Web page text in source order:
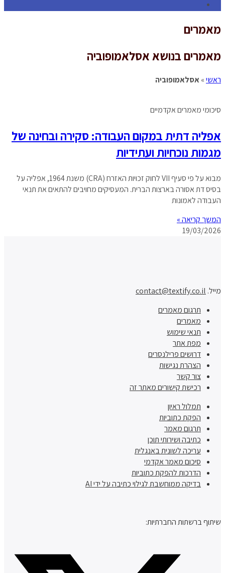
search
מאמרים
מאמרים בנושא אסלאמופוביה
ראשי» אסלאמופוביה
סיכומי מאמרים אקדמיים
אפליה דתית במקום העבודה: סקירה ובחינה של
מגמות נוכחיות ועתידיות
מבוא על פי סעיף VII לחוק זכויות האזרח (CRA) משנת 1964, אפליה על
בסיס דת אסורה בארצות הברית. המעסיקים מחויבים להתאים את תנאי
העבודה לאמונות
המשך קריאה »
19/03/2026
מייל. contact@textify.co.il
תרגום מאמרים
מאמרים
תנאי שימוש
מפת אתר
דרושים פרילנסרים
הצהרת נגישות
צור קשר
רכישת קישורים מאתר זה
תמלול ראיון
הפקת כתוביות
תרגום מאמר
כתיבה ושירותי תוכן
עריכה לשונית באנגלית
סיכום מאמר אקדמי
הדרכות להפקת כתוביות
בדיקה ממוחשבת לגילוי כתיבה על ידי AI
שיתוף ברשתות החברתיות: